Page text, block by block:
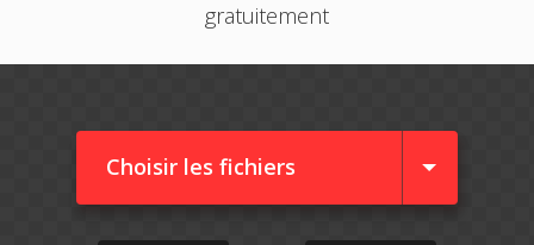
gratuitement
Choisir les fichiers